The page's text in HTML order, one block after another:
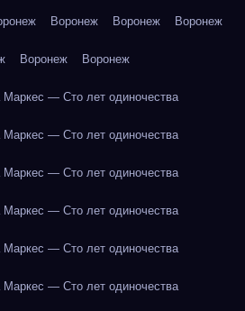
Воронеж Воронеж Воронеж
Воронеж Воронеж
Маркес — Сто лет одиночества
Маркес — Сто лет одиночества
Маркес — Сто лет одиночества
Маркес — Сто лет одиночества
Маркес — Сто лет одиночества
Маркес — Сто лет одиночества